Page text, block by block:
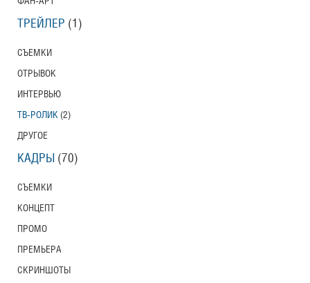
ТРЕЙЛЕР (1)
СЪЕМКИ
ОТРЫВОК
ИНТЕРВЬЮ
ТВ-РОЛИК (2)
ДРУГОЕ
КАДРЫ (70)
СЪЕМКИ
КОНЦЕПТ
ПРОМО
ПРЕМЬЕРА
СКРИНШОТЫ